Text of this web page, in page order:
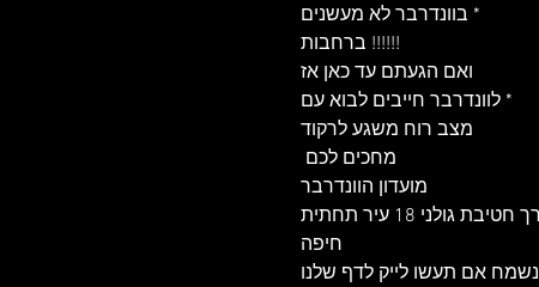
בוונדרבר לא מעשנים *
ברחבות !!!!!!
ואם הגעתם עד כאן אז
לוונדרבר חייבים לבוא עם *
מצב רוח משגע לרקוד
מועדון הוונדרבר
דרך חטיבת גולני 18 עיר תחתית
חיפה
נשמח אם תעשו לייק לדף שלנו